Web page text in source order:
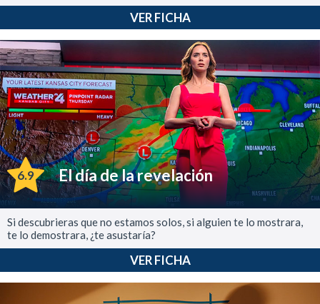
VER FICHA
6.9 El día de la revelación
Si descubrieras que no estamos solos, si alguien te lo mostrara,
te lo demostrara, ¿te asustaría?
VER FICHA